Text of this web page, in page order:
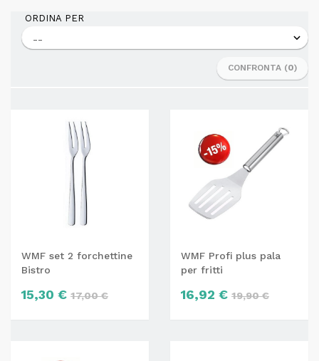
ORDINA PER
CONFRONTA (0)
WMF set 2 forchettine
Bistro
15,30 € 17,00 €
WMF Profi plus pala
per fritti
16,92 € 19,90 €